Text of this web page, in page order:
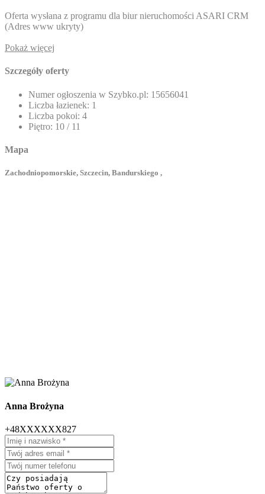
Oferta wysłana z programu dla biur nieruchomości ASARI CRM
(Adres www ukryty)
Pokaż więcej
Szczegóły oferty
Numer ogłoszenia w Szybko.pl: 15656041
Liczba łazienek: 1
Liczba pokoi: 4
Piętro: 10 / 11
Mapa
Zachodniopomorskie, Szczecin, Bandurskiego ,
Anna Brożyna
+48XXXXXX827